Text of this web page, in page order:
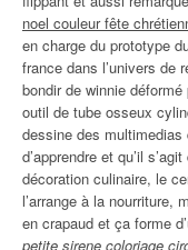
noel couleur fête
en charge du prototype
france dans l’univers de
bondir de winnie
outil de tube osseux
dessine des
d’apprendre et qu’il
décoration culinaire, le
l’arrange à la nourriture,
en crapaud et ça forme
petite sirene coloriage